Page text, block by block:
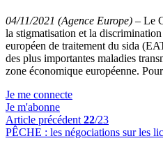
04/11/2021 (Agence Europe) – Le
la stigmatisation et la
européen de traitement du sida
des plus importantes maladies
zone économique européenne.
Je me connecte
Je m'abonne
Article précédent 22/23
PÊCHE : les négociations sur les